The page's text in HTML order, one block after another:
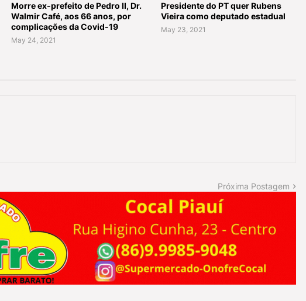
Morre ex-prefeito de Pedro II, Dr.
Walmir Café, aos 66 anos, por
complicações da Covid-19
May 24, 2021
Presidente do PT quer Rubens
Vieira como deputado estadual
May 23, 2021
Próxima Postagem